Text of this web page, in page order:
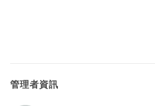
管理者資訊